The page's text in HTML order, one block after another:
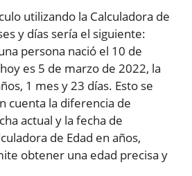
utilizando la Calculadora de
y días sería el siguiente:
persona nació el 10 de
es 5 de marzo de 2022, la
1 mes y 23 días. Esto se
cuenta la diferencia de
actual y la fecha de
de Edad en años,
obtener una edad precisa y